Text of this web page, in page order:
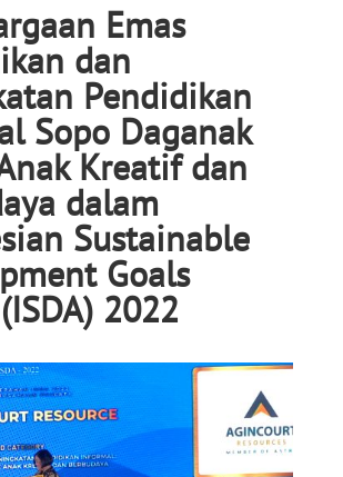
Emas
dan
Pendidikan
Sopo Daganak
Kreatif dan
dalam
Sustainable
Goals
2022